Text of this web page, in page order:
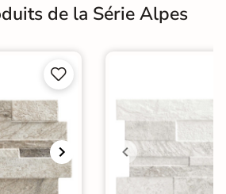
de la Série Alpes

